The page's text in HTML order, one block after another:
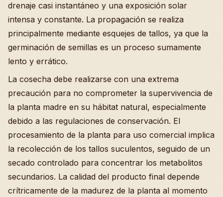
drenaje casi instantáneo y una exposición solar
intensa y constante. La propagación se realiza
principalmente mediante esquejes de tallos, ya que la
germinación de semillas es un proceso sumamente
lento y errático.
La cosecha debe realizarse con una extrema
precaución para no comprometer la supervivencia de
la planta madre en su hábitat natural, especialmente
debido a las regulaciones de conservación. El
procesamiento de la planta para uso comercial implica
la recolección de los tallos suculentos, seguido de un
secado controlado para concentrar los metabolitos
secundarios. La calidad del producto final depende
crítricamente de la madurez de la planta al momento